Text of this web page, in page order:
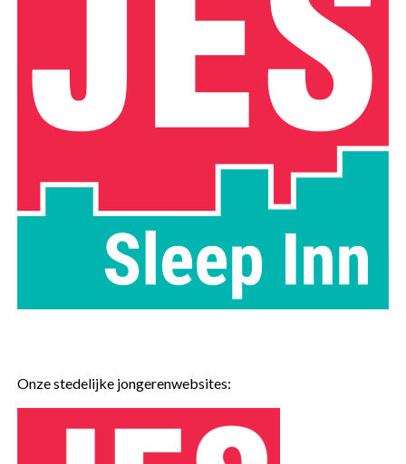
Onze stedelijke jongerenwebsites: